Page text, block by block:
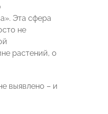
Эта сфера
не
растений, о
выявлено – и